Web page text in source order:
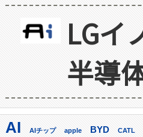
LGイ
半導
AI AIチップ apple BYD CATL